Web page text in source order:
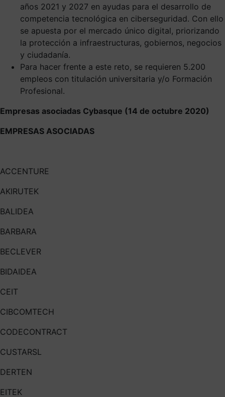
años 2021 y 2027 en ayudas para el desarrollo de
competencia tecnológica en ciberseguridad. Con ello
se apuesta por el mercado único digital, priorizando
la protección a infraestructuras, gobiernos, negocios
y ciudadanía.
Para hacer frente a este reto, se requieren 5.200
empleos con titulación universitaria y/o Formación
Profesional.
Empresas asociadas Cybasque (14 de octubre 2020)
EMPRESAS ASOCIADAS
ACCENTURE
AKIRUTEK
BALIDEA
BARBARA
BECLEVER
BIDAIDEA
CEIT
CIBCOMTECH
CODECONTRACT
CUSTARSL
DERTEN
EITEK